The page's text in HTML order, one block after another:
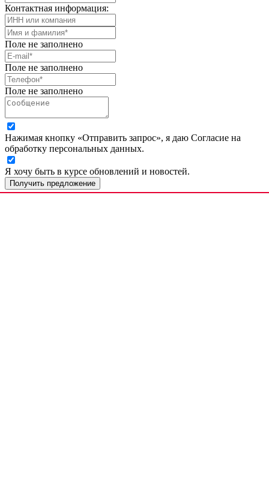
Контактная информация:
Поле не заполнено
Поле не заполнено
Поле не заполнено
Нажимая кнопку «Отправить запрос», я даю Согласие на
обработку персональных данных.
Я хочу быть в курсе обновлений и новостей.
Получить предложение